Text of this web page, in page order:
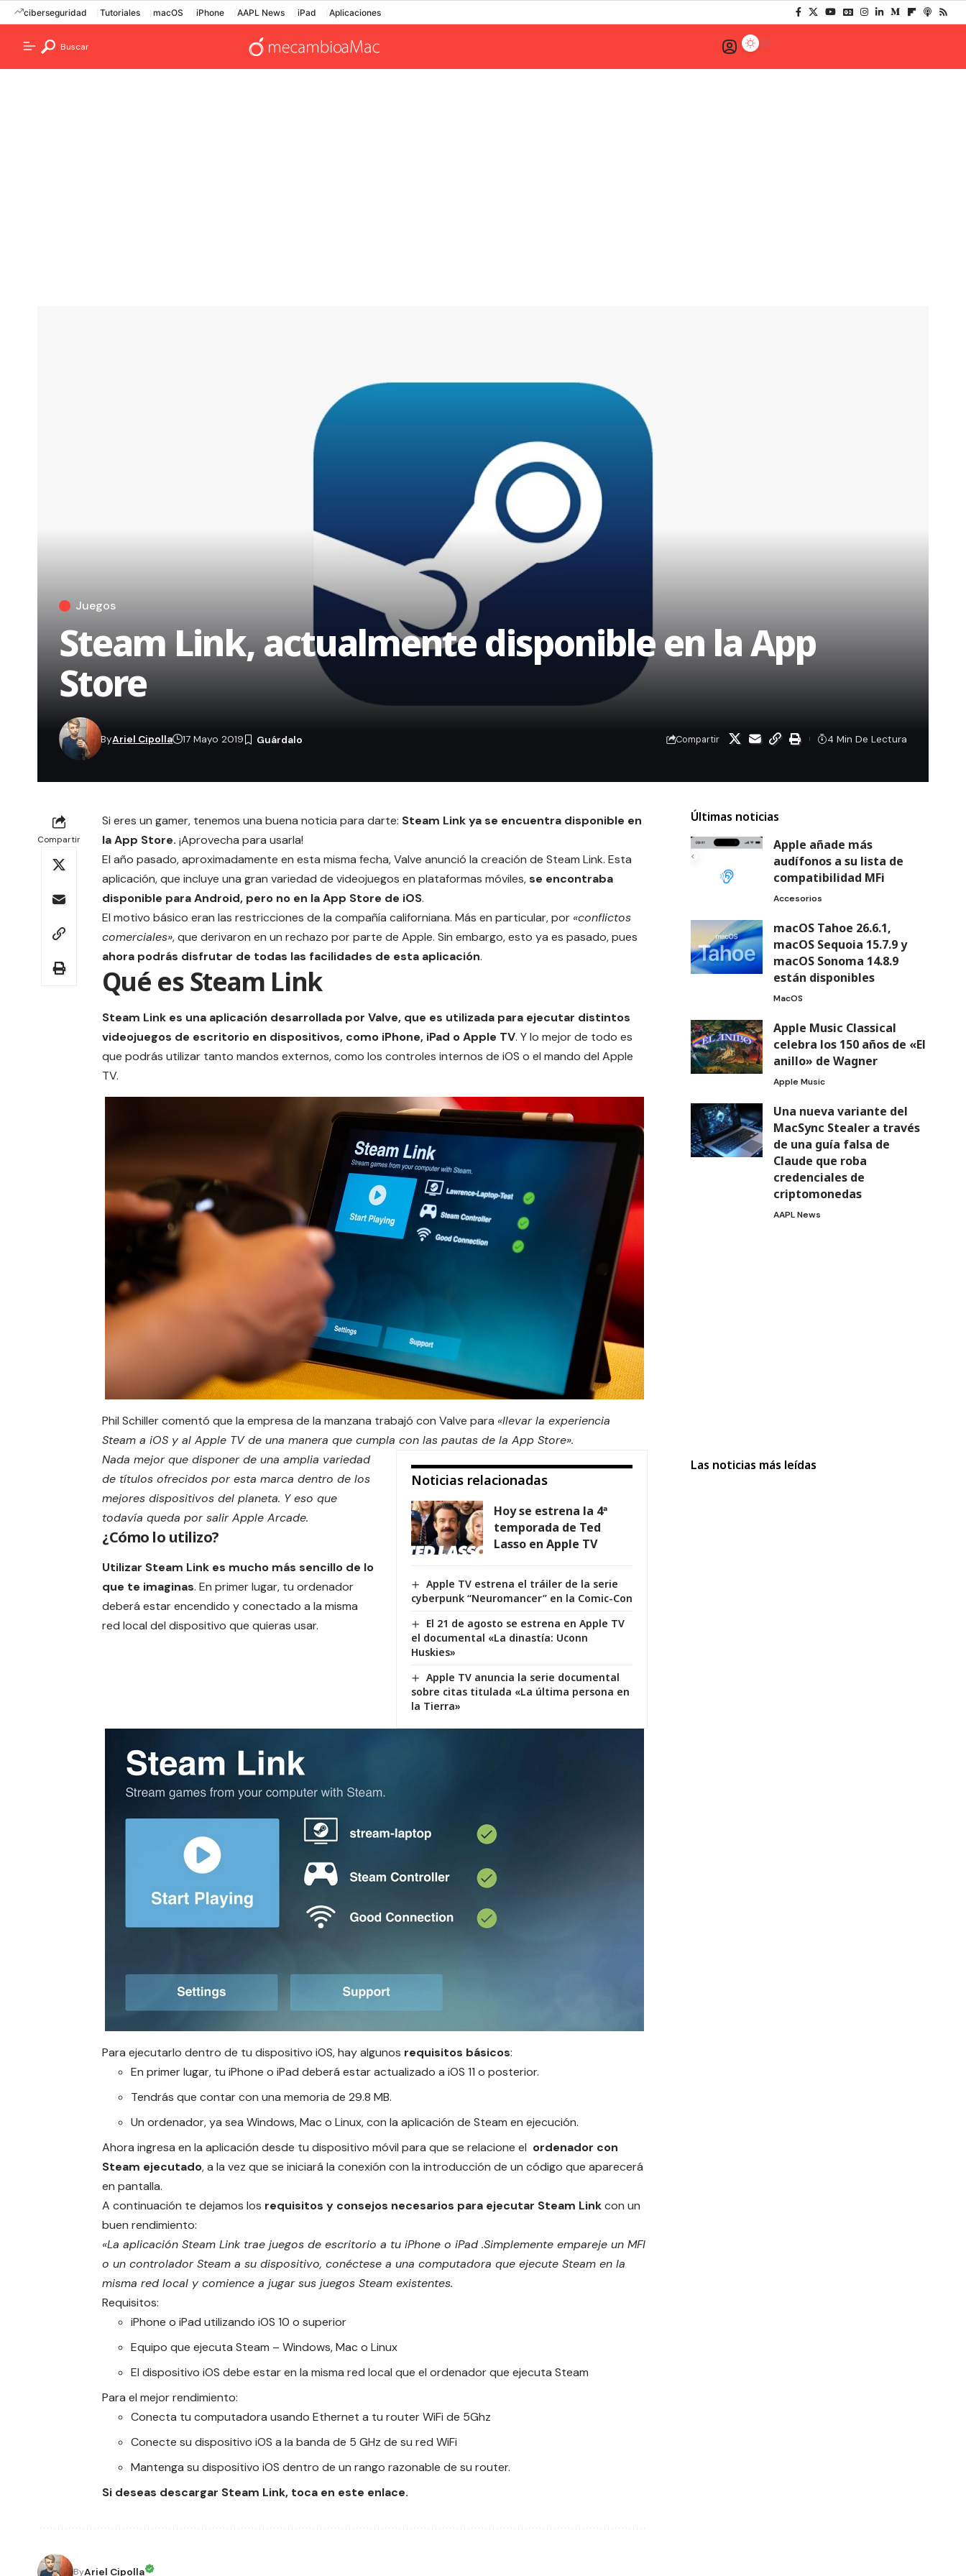
ciberseguridad Tutoriales macOS iPhone AAPL News iPad Aplicaciones
Buscar
Juegos
Steam Link, actualmente disponible en la App
Store
ByAriel Cipolla 17 Mayo 2019 Compartir 4 Min De Lectura
Compartir
Si eres un gamer, tenemos una buena noticia para darte: Steam Link ya se encuentra disponible en
laApp Store. ¡Aprovecha para usarla!
El año pasado, aproximadamente en esta misma fecha, Valve anunció la creación de Steam Link. Esta
aplicación, que incluye una gran variedad de videojuegos en plataformas móviles,se encontraba
disponible para Android, pero no en laApp Store de iOS.
El motivo básico eran las restricciones de la compañía californiana. Más en particular, por «conflictos
comerciales», que derivaron en un rechazo por parte de Apple. Sin embargo, esto ya es pasado, pues
ahora podrás disfrutar de todas las facilidades de esta aplicación.
Qué es Steam Link
Steam Link es una aplicación desarrollada por Valve, que es utilizada para ejecutar distintos
videojuegos de escritorio en dispositivos, como iPhone, iPad oApple TV. Y lo mejor de todo es
que podrás utilizar tanto mandos externos, como los controles internos de iOS o el mando del Apple
TV.
Phil Schiller comentó que la empresa de la manzana trabajó con Valve para «llevar la experiencia
Steam a iOS y al Apple TV de una manera que cumpla con las pautas de la App Store».
Noticias relacionadas
Hoy se estrena la 4ª
temporada de Ted
Lasso en Apple TV
Apple TV estrena el tráiler de la serie
cyberpunk “Neuromancer” en la Comic-Con
El 21 de agosto se estrena en Apple TV
el documental «La dinastía: Uconn
Huskies»
Apple TV anuncia la serie documental
sobre citas titulada «La última persona en
la Tierra»
Nada mejor que disponer de una amplia variedad
de títulos ofrecidos por esta marca dentro de los
mejores dispositivos del planeta. Y eso que
todavía queda por salirApple Arcade.
¿Cómo lo utilizo?
Utilizar Steam Link es mucho más sencillo de lo
que te imaginas. En primer lugar, tu ordenador
deberá estar encendido y conectado a la misma
red local del dispositivo que quieras usar.
Para ejecutarlo dentro de tu dispositivo iOS, hay algunos requisitos básicos:
En primer lugar, tu iPhone o iPad deberá estar actualizado a iOS 11 o posterior.
Tendrás que contar con una memoria de 29.8 MB.
Un ordenador, ya sea Windows, Mac o Linux, con la aplicación de Steam en ejecución.
Ahora ingresa en la aplicación desde tu dispositivo móvil para que se relacione el ordenador con
Steam ejecutado, a la vez que se iniciará la conexión con la introducción de un código que aparecerá
en pantalla.
A continuación te dejamos los requisitos y consejos necesarios para ejecutar Steam Linkcon un
buen rendimiento:
«La aplicación Steam Link trae juegos de escritorio a tu iPhone o iPad .Simplemente empareje un MFI
o un controlador Steam a su dispositivo, conéctese a una computadora que ejecute Steam en la
misma red local y comience a jugar sus juegos Steam existentes.
Requisitos:
iPhone o iPad utilizando iOS 10 o superior
Equipo que ejecuta Steam – Windows, Mac o Linux
El dispositivo iOS debe estar en la misma red local que el ordenador que ejecuta Steam
Para el mejor rendimiento:
Conecta tu computadora usando Ethernet a tu router WiFi de 5Ghz
Conecte su dispositivo iOS a la banda de 5 GHz de su red WiFi
Mantenga su dispositivo iOS dentro de un rango razonable de su router.
Si deseas descargar Steam Link, toca en este enlace.
ByAriel Cipolla
Últimas noticias
Apple añade más
audífonos a su lista de
compatibilidad MFi
Accesorios
macOS Tahoe 26.6.1,
macOS Sequoia 15.7.9 y
macOS Sonoma 14.8.9
están disponibles
MacOS
Apple Music Classical
celebra los 150 años de «El
anillo» de Wagner
Apple Music
Una nueva variante del
MacSync Stealer a través
de una guía falsa de
Claude que roba
credenciales de
criptomonedas
AAPL News
Las noticias más leídas